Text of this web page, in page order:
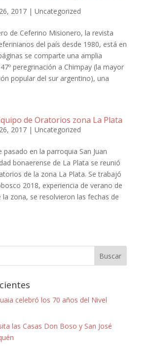
2017| Uncategorized
de Ceferino Misionero, la revista
del país desde 1980, está en
se comparte una amplia
peregrinación a Chimpay (la mayor
popular del sur argentino), una
de Oratorios zona La Plata
2017| Uncategorized
pasado en la parroquia San Juan
bonaerense de La Plata se reunió
de la zona La Plata. Se trabajó
2018, experiencia de verano de
zona, se resolvieron las fechas de
celebró los 70 años del Nivel
las Casas Don Boso y San José